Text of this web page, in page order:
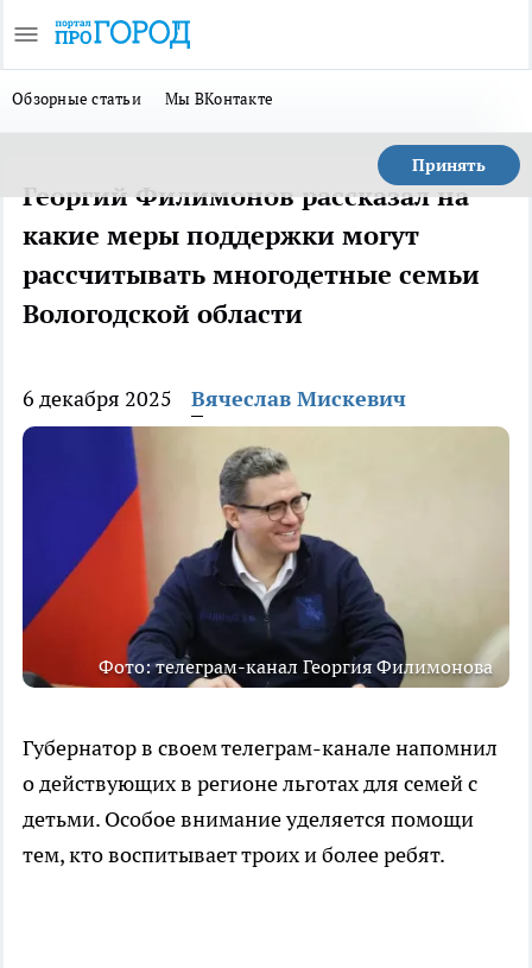
Обзорные статьи Мы ВКонтакте
Принять
Георгий Филимонов рассказал на
какие меры поддержки могут
рассчитывать многодетные семьи
Вологодской области
6 декабря 2025 Вячеслав Мискевич
Фото: телеграм-канал Георгия Филимонова
Губернатор в своем телеграм-канале напомнил
о действующих в регионе льготах для семей с
детьми. Особое внимание уделяется помощи
тем, кто воспитывает троих и более ребят.